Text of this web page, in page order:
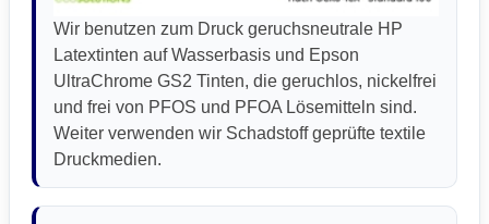
Wir benutzen zum Druck geruchsneutrale HP
Latextinten auf Wasserbasis und Epson
UltraChrome GS2 Tinten, die geruchlos, nickelfrei
und frei von PFOS und PFOA Lösemitteln sind.
Weiter verwenden wir Schadstoff geprüfte textile
Druckmedien.